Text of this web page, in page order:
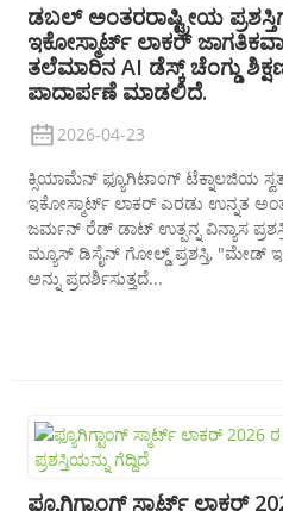
ಡಬಲ್ ಅಂತರರಾಷ್ಟ್ರೀಯ
ಇಕೋಸ್ಮಾರ್ಟ್ ಲಾಕರ್
ತಲೆಮಾರಿನ AI ಡೆಸ್ಕ್ ಚೆಂಗ್ಡು
ಪಾದಾರ್ಪಣೆ ಮಾಡಲಿದೆ.
2026-04-23
ಕ್ಸಿಯಾಮೆನ್ ಫ್ಯೂಗಿಟಾಂಗ್ ಟೆಕ್ನಾಲಜಿಯ
ಇಕೋಸ್ಮಾರ್ಟ್ ಲಾಕರ್ ಎರಡು ಉನ್ನತ
ಜರ್ಮನ್ ರೆಡ್ ಡಾಟ್ ಉತ್ಪನ್ನ ವಿನ್ಯಾಸ
ಮ್ಯೂಸ್ ಡಿಸೈನ್ ಗೋಲ್ಡ್ ಪ್ರಶಸ್ತಿ, "ಮೇಡ್
ಅನ್ನು ಪ್ರದರ್ಶಿಸುತ್ತದೆ...
ಫ್ಯೂಗಿಗ್ಟಾಂಗ್ ಸ್ಮಾರ್ಟ್ ಲಾಕರ್